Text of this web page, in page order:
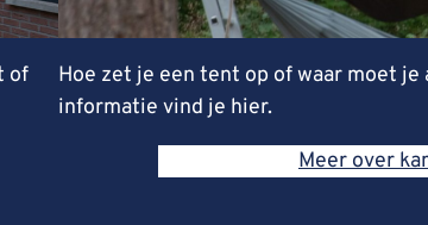
of
Hoe zet je een tent op of waar moet je
informatie vind je hier.
Meer over